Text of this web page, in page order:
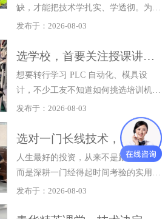
缺，才能把技术学扎实、学透彻。为检
验同学们阶段性学习成果，巩固实操技
展7月月度技能检测，以严谨考核，助
力学员稳步成长。
发布于：2026-08-03
选学校，首要关注授课讲师实战经验
想要转行学习 PLC 自动化、模具设
计，不少工友不知道如何挑选培训机
构。很多人第一关注点放在学费，却容
发布于：2026-08-03
选对一门长线技术，让能力终身受益
人生最好的投资，从来不是跟风择业，
而是深耕一门经得起时间考验的实用技
术。
发布于：2026-08-03